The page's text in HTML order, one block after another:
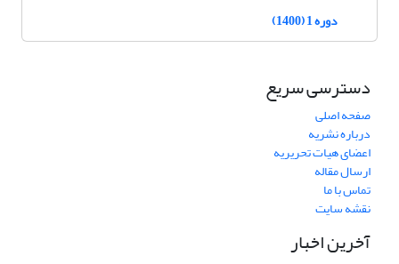
دوره 1 (1400)
دسترسی سریع
صفحه اصلی
درباره نشریه
اعضای هیات تحریریه
ارسال مقاله
تماس با ما
نقشه سایت
آخرین اخبار